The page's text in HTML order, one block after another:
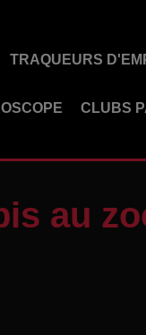
TRAQUEURS
CLUBS
au